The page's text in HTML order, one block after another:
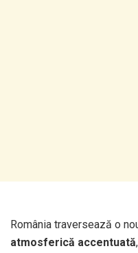
România traversează o
atmosferică accentuată